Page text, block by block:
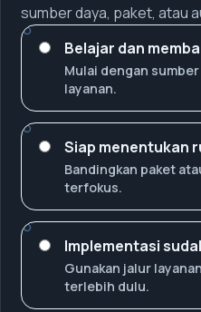
sumber daya, paket, atau
Belajar dan
Mulai dengan
layanan.
Siap menentukan
Bandingkan paket
terfokus.
Implementasi
Gunakan jalur
terlebih dulu.